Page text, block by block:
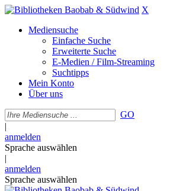
X
Mediensuche
Einfache Suche
Erweiterte Suche
E-Medien / Film-Streaming
Suchtipps
Mein Konto
Über uns
GO
|
anmelden
Sprache auswählen
|
anmelden
Sprache auswählen